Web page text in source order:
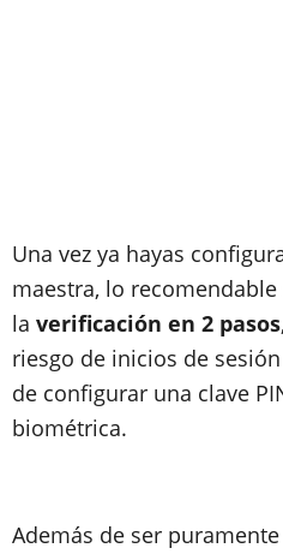
Una vez ya hayas
maestra, lo
la verificación en 2 pasos
riesgo de inicios de
de configurar una clave
biométrica.
Además de ser